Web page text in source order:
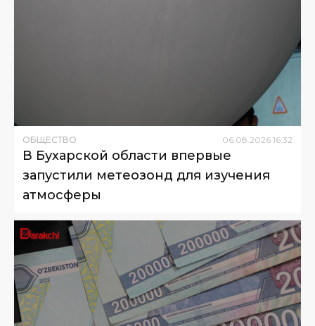
ОБЩЕСТВО 06.08.2026 16:32
В Бухарской области впервые
запустили метеозонд для изучения
атмосферы